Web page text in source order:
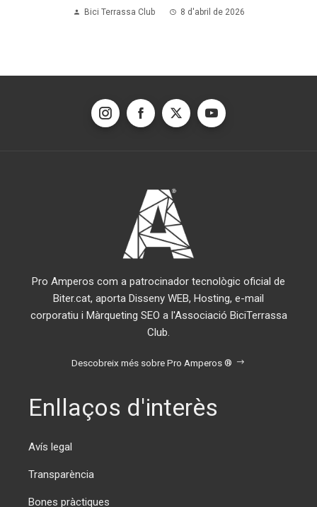
Bici Terrassa Club 8 d'abril de 2026
Pro Amperos com a patrocinador tecnològic oficial de
Biter.cat, aporta Disseny WEB, Hosting, e-mail
corporatiu i Màrqueting SEO a l'Associació BiciTerrassa
Club.
Descobreix més sobre Pro Amperos ®
Enllaços d'interès
Avís legal
Transparència
Bones pràctiques